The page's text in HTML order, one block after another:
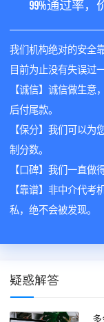
99%通过率
我们机构绝对的安全
目前为止没有失误过
【诚信】诚信做生意
后付尾款。
【保分】我们可以为
制分数。
【口碑】我们一直做
【靠谱】非中介代考
私，绝不会被发现。
疑惑解答